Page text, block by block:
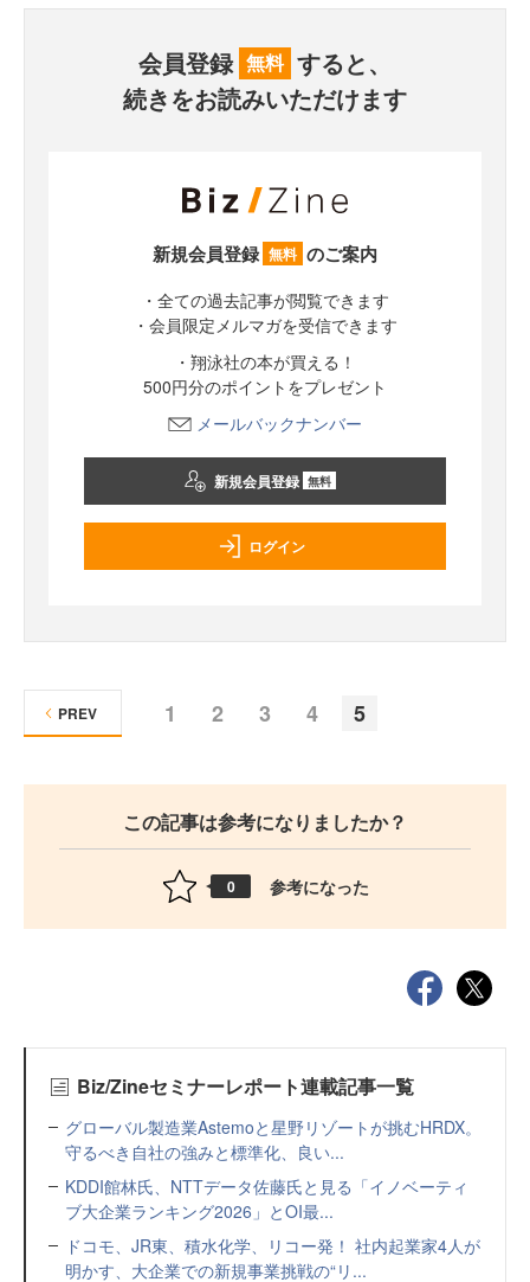
会員登録 無料 すると、
続きをお読みいただけます
新規会員登録 無料 のご案内
・全ての過去記事が閲覧できます
・会員限定メルマガを受信できます
・翔泳社の本が買える！
500円分のポイントをプレゼント
メールバックナンバー
新規会員登録 無料
ログイン
1 2 3 4 5
PREV
この記事は参考になりましたか？
0 参考になった
Biz/Zineセミナーレポート連載記事一覧
グローバル製造業Astemoと星野リゾートが挑むHRDX。
守るべき自社の強みと標準化、良い...
KDDI館林氏、NTTデータ佐藤氏と見る「イノベーティ
ブ大企業ランキング2026」とOI最...
ドコモ、JR東、積水化学、リコー発！ 社内起業家4人が
明かす、大企業での新規事業挑戦の“リ...